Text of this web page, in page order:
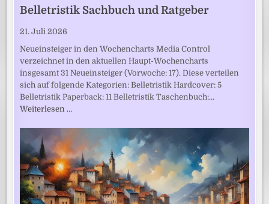
Belletristik Sachbuch und Ratgeber
21. Juli 2026
Neueinsteiger in den Wochencharts Media Control
verzeichnet in den aktuellen Haupt-Wochencharts
insgesamt 31 Neueinsteiger (Vorwoche: 17). Diese verteilen
sich auf folgende Kategorien: Belletristik Hardcover: 5
Belletristik Paperback: 11 Belletristik Taschenbuch:…
Weiterlesen …